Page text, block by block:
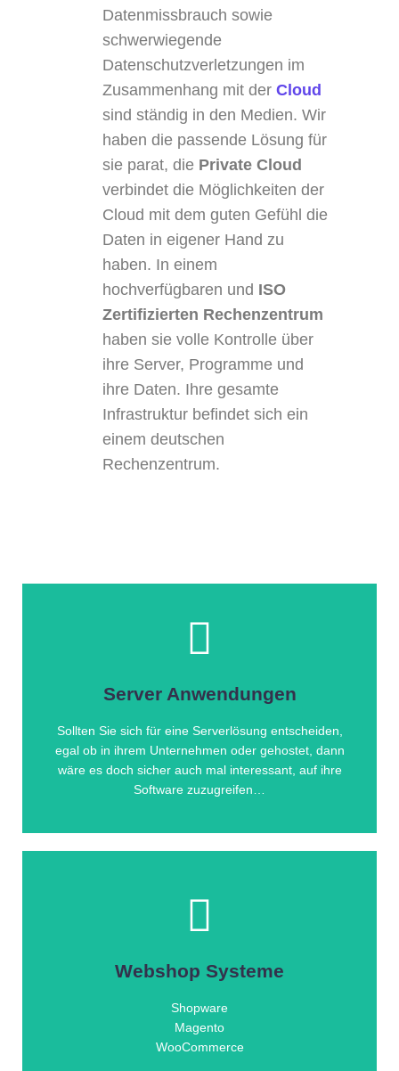
Datenmissbrauch sowie
schwerwiegende
Datenschutzverletzungen im
Zusammenhang mit der Cloud
sind ständig in den Medien. Wir
haben die passende Lösung für
sie parat, die Private Cloud
verbindet die Möglichkeiten der
Cloud mit dem guten Gefühl die
Daten in eigener Hand zu
haben. In einem
hochverfügbaren und ISO
Zertifizierten Rechenzentrum
haben sie volle Kontrolle über
ihre Server, Programme und
ihre Daten. Ihre gesamte
Infrastruktur befindet sich ein
einem deutschen
Rechenzentrum.
Server Anwendungen
Sollten Sie sich für eine Serverlösung entscheiden,
egal ob in ihrem Unternehmen oder gehostet, dann
wäre es doch sicher auch mal interessant, auf ihre
Software zuzugreifen…
Zuhause oder unterwegs?
Wir statten ihr Notebook mit einer Software aus, die
ihnen gestattet von jedem Ort der Welt mit
Internetzugang, auf ihren Server und ihre wichtigen
Programme oder Daten zuzugreifen.
Webshop Systeme
Shopware
Magento
WooCommerce
Zuhause oder unterwegs?
Webshopsysteme
Weiterlesen